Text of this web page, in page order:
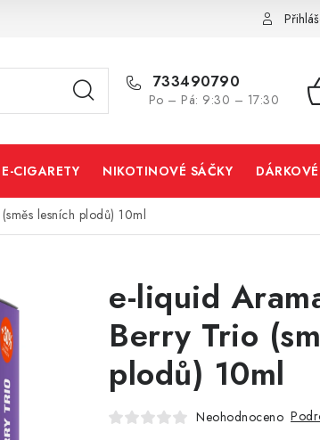
733490790
Po – Pá: 9:30 – 17:30
E-CIGARETY NIKOTINOVÉ SÁČKY
lesních plodů) 10ml
e-liquid
Berry Trio
plodů) 10ml
Neohodnoceno